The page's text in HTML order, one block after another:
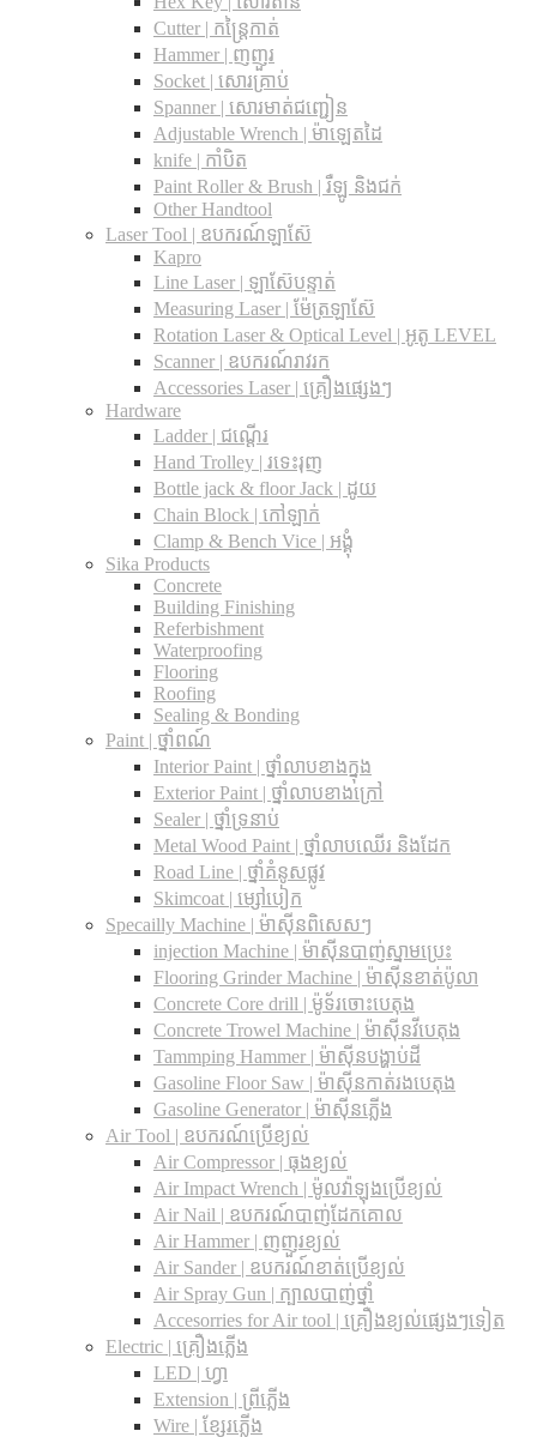
Cutter | កន្រ្តៃកាត់
Hammer | ញញួរ
Socket | សោរគ្រាប់
Spanner |​ សោរមាត់ជញ្ជៀន
Adjustable Wrench |​ ម៉ាឡេតដៃ
knife | កាំបិត
Paint Roller & Brush | រឺឡូ និងជក់
Other Handtool
Laser Tool | ឧបករណ៍ឡាស៊ែ
Kapro
Line Laser | ឡាស៊ែបន្ទាត់
Measuring Laser | ម៉ែត្រឡាស៊ែ
Rotation Laser & Optical Level | អូតូ LEVEL
Scanner | ឧបករណ៍រាវរក
Accessories Laser | គ្រឿងផ្សេងៗ
Hardware
Ladder | ជណ្តើរ
Hand Trolley | រទេះរុញ
Bottle jack & floor Jack​ | ដូយ
Chain Block | កៅឡាក់
Clamp & Bench Vice | អង្គុំ
Sika Products
Concrete
Building Finishing
Referbishment
Waterproofing
Flooring
Roofing
Sealing & Bonding
Paint | ថ្នាំពណ៍
Interior Paint | ថ្នាំលាបខាងក្នុង
Exterior Paint | ថ្នាំលាបខាងក្រៅ
Sealer | ថ្នាំទ្រនាប់
Metal Wood Paint | ថ្នាំលាបឈើរ និងដែក
Road Line | ថ្នាំគំនូសផ្លូវ
Skimcoat | ម្សៅបៀក
Specailly Machine | ម៉ាស៊ីនពិសេសៗ
injection Machine | ម៉ាស៊ីនបាញ់ស្នាមប្រេះ
Flooring Grinder Machine | ម៉ាស៊ីនខាត់ប៉ូលា
Concrete Core drill | ម៉ូទ័រចោះបេតុង
Concrete Trowel Machine | ម៉ាស៊ីនវីបេតុង
Tammping Hammer | ម៉ាស៊ីនបង្ហាប់ដី
Gasoline Floor Saw | ម៉ាស៊ីនកាត់រងបេតុង
Gasoline Generator | ម៉ាស៊ីនភ្លើង
Air Tool | ឧបករណ៍ប្រើខ្យល់
Air Compressor | ធុងខ្យល់
Air Impact Wrench | ម៉ូលវ៉ាឡុងប្រើខ្យល់
Air Nail | ឧបករណ៍បាញ់ដែកគោល
Air Hammer | ញញួរខ្យល់
Air Sander | ឧបករណ៍ខាត់ប្រើខ្យល់
Air Spray Gun | ក្បាលបាញ់ថ្នាំ
Accesorries for Air tool | គ្រឿងខ្យល់ផ្សេងៗទៀត
Electric | គ្រឿងភ្លើង
LED | ហ្វា
Extension | ព្រីភ្លើង
Wire | ខ្សែរភ្លើង